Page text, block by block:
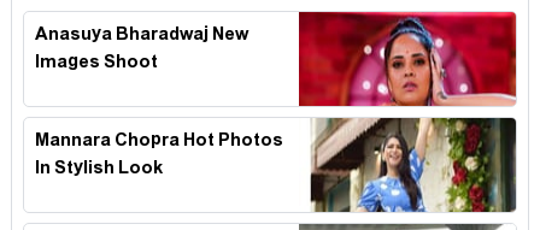
Anasuya Bharadwaj New
Images Shoot
Mannara Chopra Hot Photos
In Stylish Look